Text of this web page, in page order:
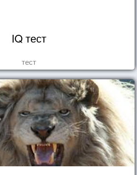
IQ тест
тест